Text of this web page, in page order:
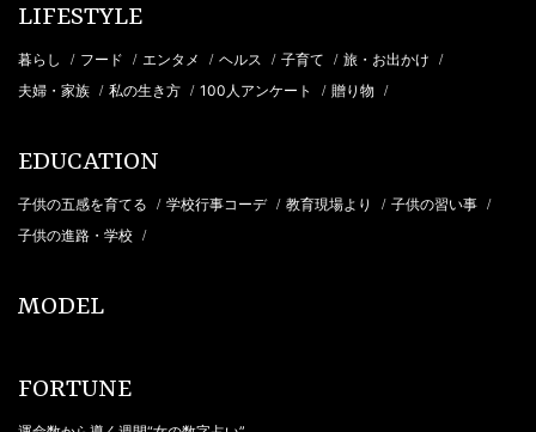
LIFESTYLE
暮らし / フード / エンタメ / ヘルス / 子育て / 旅・お出かけ /
夫婦・家族 / 私の生き方 / 100人アンケート / 贈り物 /
EDUCATION
子供の五感を育てる / 学校行事コーデ / 教育現場より / 子供の習い事 /
子供の進路・学校 /
MODEL
FORTUNE